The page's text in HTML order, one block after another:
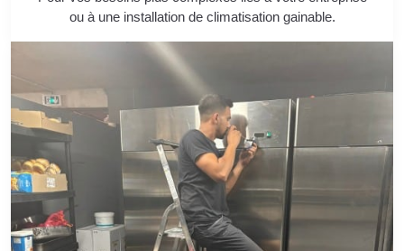
ou à une installation de climatisation gainable.